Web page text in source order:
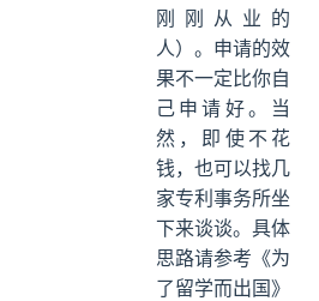
刚刚从业的
人）。申请的效
果不一定比你自
己申请好。当
然，即使不花
钱，也可以找几
家专利事务所坐
下来谈谈。具体
思路请参考《为
了留学而出国》